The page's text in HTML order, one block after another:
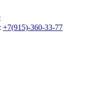
+7(915)-360-33-77